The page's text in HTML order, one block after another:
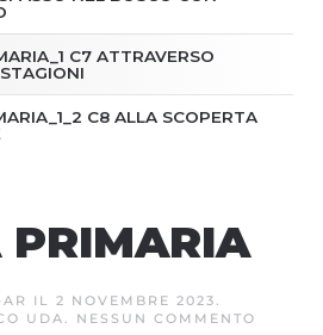
C7 ATTRAVERSO
C8 ALLA SCOPERTA
PRIMARIA
IL 2 NOVEMBRE 2023
UDA NESSUN COMMENTO